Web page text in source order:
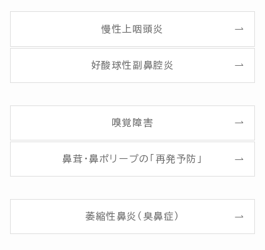
慢性上咽頭炎
好酸球性副鼻腔炎
嗅覚障害
鼻茸・鼻ポリープの「再発予防」
萎縮性鼻炎（臭鼻症）